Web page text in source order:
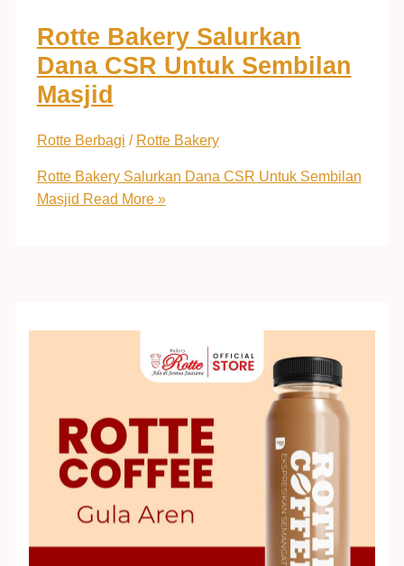
Rotte Bakery Salurkan
Dana CSR Untuk Sembilan
Masjid
Rotte Berbagi / Rotte Bakery
Rotte Bakery Salurkan Dana CSR Untuk Sembilan
Masjid Read More »